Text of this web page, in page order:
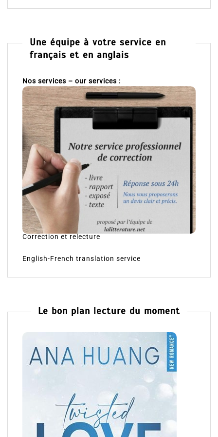
Une équipe à votre service en
français et en anglais
Nos services – our services :
Correction et relecture
English-French translation service
Le bon plan lecture du moment